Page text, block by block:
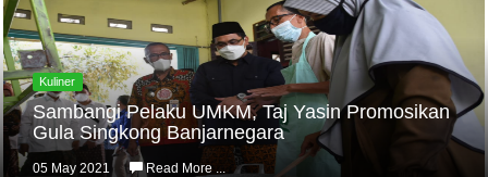
Kuliner
Sambangi Pelaku UMKM, Taj Yasin Promosikan
Gula Singkong Banjarnegara
05 May 2021 Read More ...